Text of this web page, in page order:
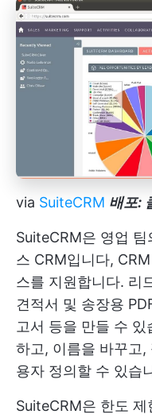
via SuiteCRM 배포:
SuiteCRM은 영업
스 CRM입니다,
스를 지원합니다. 리
견적서 및 송장용
고서 등을 만들 수 있
하고, 이름을 바꾸고
용자 정의할 수 있습
SuiteCRM은 한도